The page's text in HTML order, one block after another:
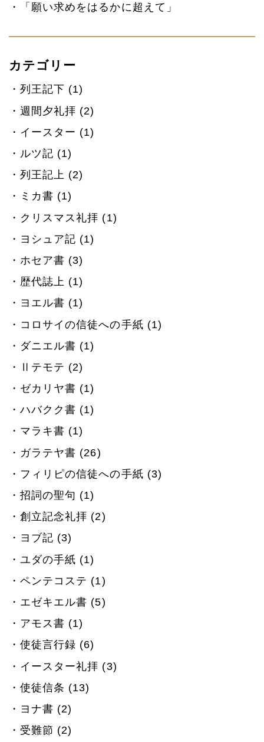
「願い求めをはるかに超えて」
カテゴリー
列王記下 (1)
週間夕礼拝 (2)
イースター (1)
ルツ記 (1)
列王記上 (2)
ミカ書 (1)
クリスマス礼拝 (1)
ヨシュア記 (1)
ホセア書 (3)
歴代誌上 (1)
ヨエル書 (1)
コロサイの信徒への手紙 (1)
ダニエル書 (1)
Ⅱテモテ (2)
ゼカリヤ書 (1)
ハバクク書 (1)
マラキ書 (1)
ガラテヤ書 (26)
フィリピの信徒への手紙 (3)
招詞の聖句 (1)
創立記念礼拝 (2)
ヨブ記 (3)
ユダの手紙 (1)
ペンテコステ (1)
エゼキエル書 (5)
アモス書 (1)
使徒言行録 (6)
イースター礼拝 (3)
使徒信条 (13)
ヨナ書 (2)
受難節 (2)